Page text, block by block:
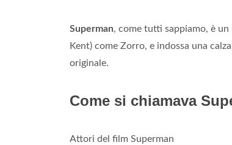
Superman, come tutti sappiamo, è
Kent) come Zorro, e indossa una
originale.
Come si chiamava
Attori del film Superman